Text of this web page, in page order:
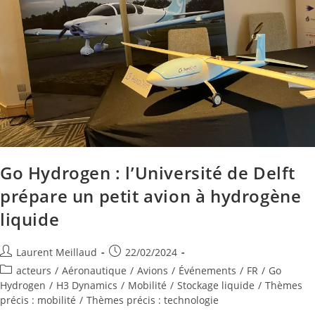
Go Hydrogen : l’Université de Delft
prépare un petit avion à hydrogène
liquide
Laurent Meillaud
22/02/2024
acteurs / Aéronautique / Avions / Événements / FR / Go
Hydrogen / H3 Dynamics / Mobilité / Stockage liquide / Thèmes
précis : mobilité / Thèmes précis : technologie